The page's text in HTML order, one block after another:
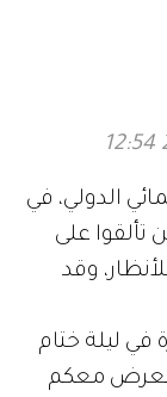
الدولي، في
تألقوا على
وقد
في ليلة ختام
معكم